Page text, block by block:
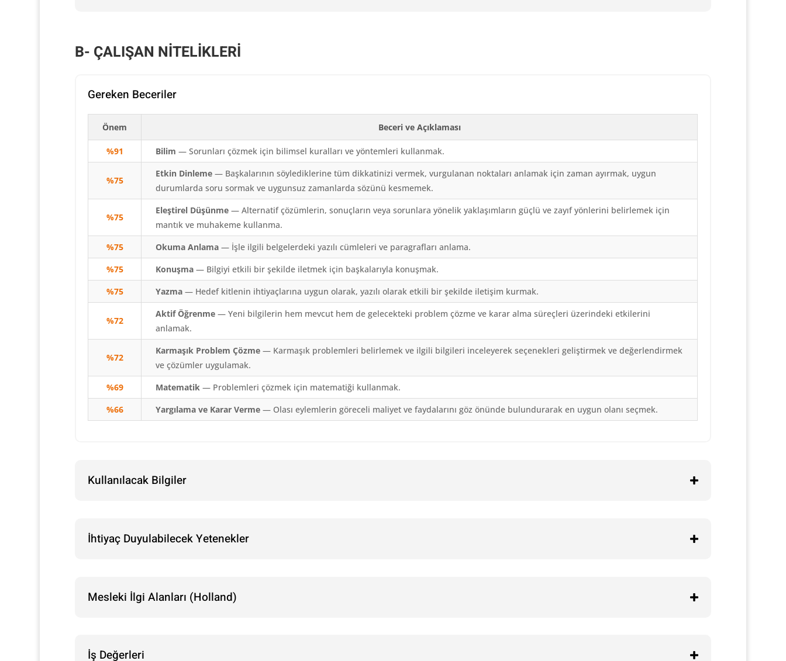
B- ÇALIŞAN NİTELİKLERİ
Gereken Beceriler
Önem Beceri ve Açıklaması
%91 Bilim — Sorunları çözmek için bilimsel kuralları ve yöntemleri kullanmak.
%75
Etkin Dinleme — Başkalarının söylediklerine tüm dikkatinizi vermek, vurgulanan noktaları anlamak için zaman ayırmak, uygun
durumlarda soru sormak ve uygunsuz zamanlarda sözünü kesmemek.
%75
Eleştirel Düşünme — Alternatif çözümlerin, sonuçların veya sorunlara yönelik yaklaşımların güçlü ve zayıf yönlerini belirlemek için
mantık ve muhakeme kullanma.
%75 Okuma Anlama — İşle ilgili belgelerdeki yazılı cümleleri ve paragrafları anlama.
%75 Konuşma — Bilgiyi etkili bir şekilde iletmek için başkalarıyla konuşmak.
%75 Yazma — Hedef kitlenin ihtiyaçlarına uygun olarak, yazılı olarak etkili bir şekilde iletişim kurmak.
%72
Aktif Öğrenme — Yeni bilgilerin hem mevcut hem de gelecekteki problem çözme ve karar alma süreçleri üzerindeki etkilerini
anlamak.
%72
Karmaşık Problem Çözme — Karmaşık problemleri belirlemek ve ilgili bilgileri inceleyerek seçenekleri geliştirmek ve değerlendirmek
ve çözümler uygulamak.
%69
Matematik — Problemleri çözmek için matematiği kullanmak.
%66
Yargılama ve Karar Verme — Olası eylemlerin göreceli maliyet ve faydalarını göz önünde bulundurarak en uygun olanı seçmek.
Kullanılacak Bilgiler
İhtiyaç Duyulabilecek Yetenekler
Mesleki İlgi Alanları (Holland)
İş Değerleri